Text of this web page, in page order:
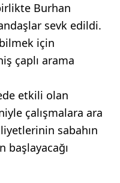
Burhan
sevk edildi.
için
çaplı arama
etkili olan
çalışmalara ara
sabahın
başlayacağı